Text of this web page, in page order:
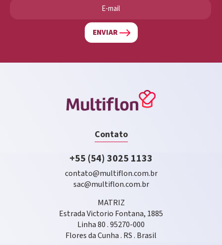
ENVIAR
Contato
+55 (54) 3025 1133
contato@multiflon.com.br
sac@multiflon.com.br
MATRIZ
Estrada Victorio Fontana, 1885
Linha 80 . 95270-000
Flores da Cunha . RS . Brasil